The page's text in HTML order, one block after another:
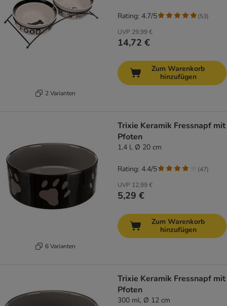
2 Varianten
UVP 29,99 €
14,72 €
Rating: 4.7/5 (53)
Zum Warenkorb
hinzufügen
6 Varianten
Trixie Keramik Fressnapf mit
Pfoten
1,4 l, Ø 20 cm
UVP 12,99 €
5,29 €
Rating: 4.4/5 (47)
Zum Warenkorb
hinzufügen
Trixie Keramik Fressnapf mit
Pfoten
300 ml, Ø 12 cm